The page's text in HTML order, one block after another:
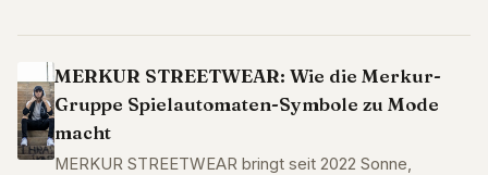
MERKUR STREETWEAR: Wie die Merkur-
Gruppe Spielautomaten-Symbole zu Mode
macht
MERKUR STREETWEAR bringt seit 2022 Sonne,